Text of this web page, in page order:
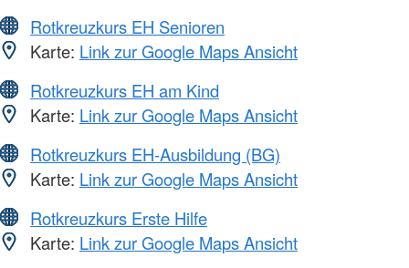
Rotkreuzkurs EH Senioren
Karte: Link zur Google Maps Ansicht
Rotkreuzkurs EH am Kind
Karte: Link zur Google Maps Ansicht
Rotkreuzkurs EH-Ausbildung (BG)
Karte: Link zur Google Maps Ansicht
Rotkreuzkurs Erste Hilfe
Karte: Link zur Google Maps Ansicht